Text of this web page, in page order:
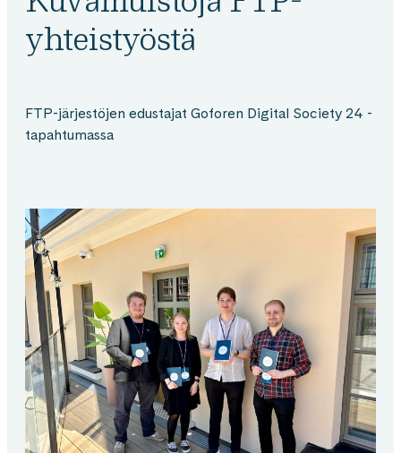
yhteistyöstä
FTP-järjestöjen edustajat Goforen Digital Society 24 -
tapahtumassa